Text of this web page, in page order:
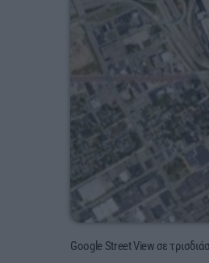
Google Street View σε